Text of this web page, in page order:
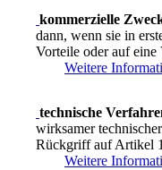
kommerzielle
dann, wenn sie in
Vorteile oder auf eine
Weitere
technische
wirksamer
Rückgriff auf Artikel
Weitere